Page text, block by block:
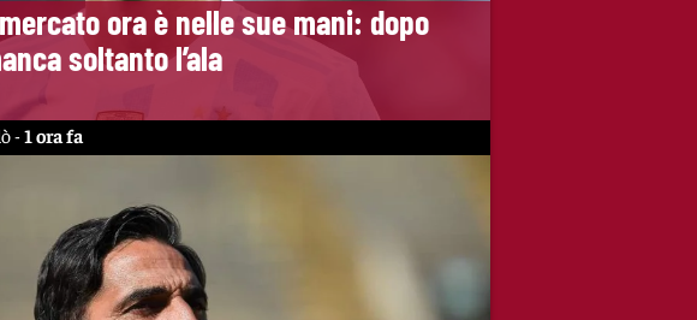
ora è nelle sue mani: dopo
soltanto l’ala
-1 ora fa